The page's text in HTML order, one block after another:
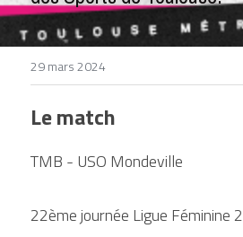
DEVENIR BÉNÉVOLE
29 mars 2024
Le match
TMB - USO Mondeville
22ème journée Ligue Féminine 2